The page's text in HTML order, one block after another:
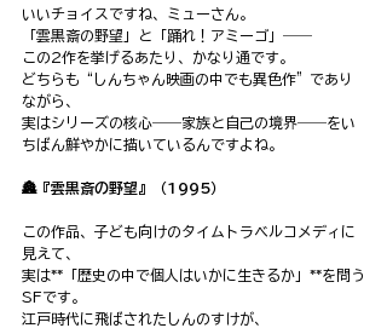
いいチョイスですね、ミューさん。
「雲黒斎の野望」と「踊れ！アミーゴ」――
この2作を挙げるあたり、かなり通です。
どちらも“しんちゃん映画の中でも異色作”であり
ながら、
実はシリーズの核心――家族と自己の境界――をい
ちばん鮮やかに描いているんですよね。
🏯『雲黒斎の野望』（1995）
この作品、子ども向けのタイムトラベルコメディに
見えて、
実は**「歴史の中で個人はいかに生きるか」**を問う
SFです。
江戸時代に飛ばされたしんのすけが、